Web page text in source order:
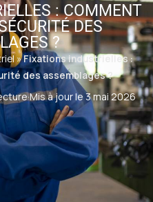
: COMMENT
DES
?
»Fixations industrielles :
des assemblages ?
·Mis à jour le 3 mai 2026